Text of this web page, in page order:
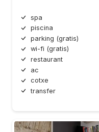
spa
piscina
parking (gratis)
wi-fi (gratis)
restaurant
ac
cotxe
transfer